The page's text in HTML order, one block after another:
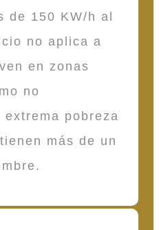
de 150 KW/h al
no aplica a
en zonas
no
pobreza
más de un